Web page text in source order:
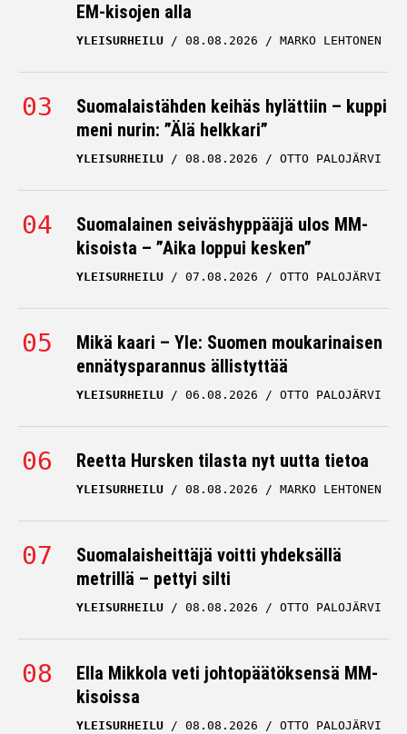
EM-kisojen alla
YLEISURHEILU 08.08.2026 MARKO LEHTONEN
Suomalaistähden keihäs hylättiin – kuppi
meni nurin: ”Älä helkkari”
YLEISURHEILU 08.08.2026 OTTO PALOJÄRVI
Suomalainen seiväshyppääjä ulos MM-
kisoista – ”Aika loppui kesken”
YLEISURHEILU 07.08.2026 OTTO PALOJÄRVI
Mikä kaari – Yle: Suomen moukarinaisen
ennätysparannus ällistyttää
YLEISURHEILU 06.08.2026 OTTO PALOJÄRVI
Reetta Hursken tilasta nyt uutta tietoa
YLEISURHEILU 08.08.2026 MARKO LEHTONEN
Suomalaisheittäjä voitti yhdeksällä
metrillä – pettyi silti
YLEISURHEILU 08.08.2026 OTTO PALOJÄRVI
Ella Mikkola veti johtopäätöksensä MM-
kisoissa
YLEISURHEILU 08.08.2026 OTTO PALOJÄRVI